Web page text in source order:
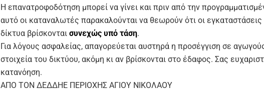
Η επανατροφοδότηση μπορεί να γίνει και πριν από την
αυτό οι καταναλωτές παρακαλούνται να θεωρούν ότι οι εγκαταστάσεις
δίκτυα βρίσκονται συνεχώς υπό τάση.
Για λόγους ασφαλείας, απαγορεύεται αυστηρά η προσέγγιση σε
στοιχεία του δικτύου, ακόμη κι αν βρίσκονται στο έδαφος. Σας
κατανόηση.
ΑΠΟ ΤΟΝ ΔΕΔΔΗΕ ΠΕΡΙΟΧΗΣ ΑΓΙΟΥ ΝΙΚΟΛΑΟΥ